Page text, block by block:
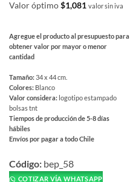
Valor óptimo$1,081 valor sin iva
Agregue el producto al presupuesto para
obtener valor por mayor o menor
cantidad
Tamaño:34 x 44 cm.
Colores: Blanco
Valor considera: logotipo estampado
bolsas tnt
Tiempos de producción de 5-8 días
hábiles
Envíos por pagar a todo Chile
producto
tiene
Código: bep_58
COTIZAR VÍA WHATSAPP